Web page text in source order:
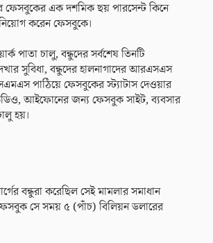
ফেসবুকের এক দশমিক ছয় পারসেন্ট কিনে
করেন ফেসবুকে।
পাতা চালু, বন্ধুদের সর্বশেষ তিনটি
সুবিধা, বন্ধুদের হালনাগাদের আরএসএস
পাঠিয়ে ফেসবুকের স্ট্যাটাস দেওয়ার
আইফোনের জন্য ফেসবুক সাইট, ব্যবসার
হয়।
বন্ধুরা করেছিল সেই মামলার সমাধান
সে সময় ৫ (পাঁচ) বিলিয়ন ডলারের